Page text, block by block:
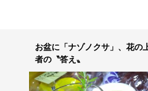
お盆に「ナゾノクサ」、花
者の〝答え〟